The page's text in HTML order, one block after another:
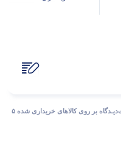
شمـا هـم دربـاره ایـن کــالا دیــدگاه ثبــت کنید، بــا ثبــت‌دیـدگاه بر روی کالاهای خریداری شده ۵